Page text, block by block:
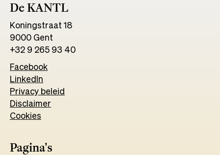
De KANTL
Koningstraat 18
9000 Gent
+32 9 265 93 40
Facebook
a
new
LinkedIn
in
a
Privacy beleid
Disclaimer
Cookies
Pagina's